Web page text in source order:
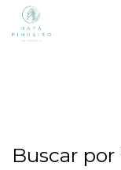
Buscar por